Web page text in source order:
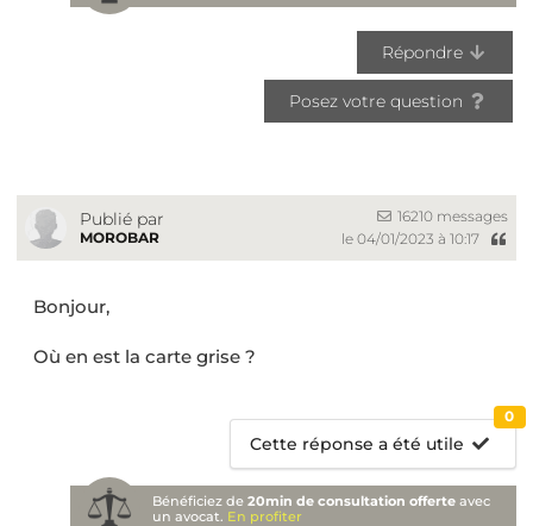
Répondre
Posez votre question
Publié par
MOROBAR
16210 messages
le 04/01/2023 à 10:17
Bonjour,
Où en est la carte grise ?
Cette réponse a été utile
0
Bénéficiez de20min de consultation offerte avec
un avocat. En profiter